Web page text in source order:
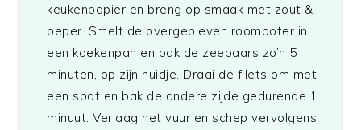
keukenpapier en breng op smaak met zout &
peper. Smelt de overgebleven roomboter in
een koekenpan en bak de zeebaars zo’n 5
minuten, op zijn huidje. Draai de filets om met
een spat en bak de andere zijde gedurende 1
minuut. Verlaag het vuur en schep vervolgens